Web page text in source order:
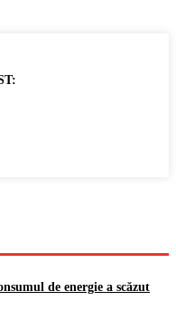
de energie a scăzut